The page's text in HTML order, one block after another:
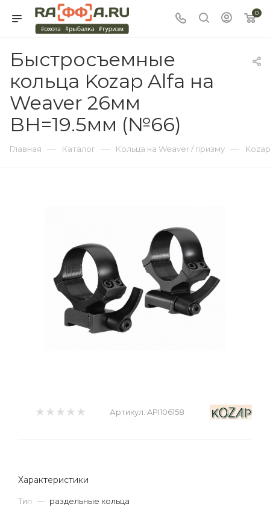
0
Быстросъемные
кольца Kozap Alfa на
Weaver 26мм
BH=19.5мм (№66)
Главная — Каталог — Кольца на Weaver / призму — Kozap
Артикул: API106158
Характеристики
Тип — раздельные кольца